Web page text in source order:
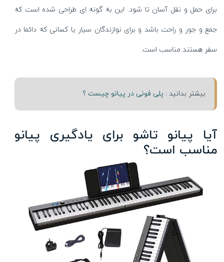
برای حمل و نقل آسان تا شود. این به گونه ای طراحی شده است که
جمع و جور و راحت باشد و برای نوازندگان سیار یا کسانی که دائما در
سفر هستند مناسب است.
بیشتر بدانید : پلی فونی در پیانو چیست ؟
آیا پیانو تاشو برای یادگیری پیانو
مناسب است؟